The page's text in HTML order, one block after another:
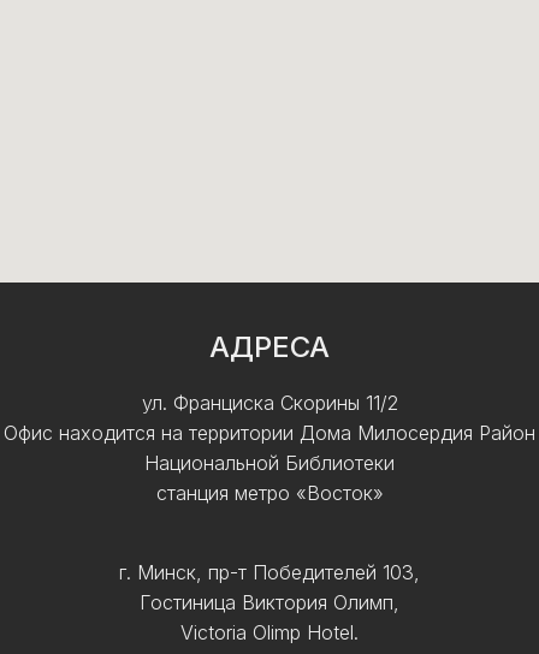
АДРЕСА
ул. Франциска Скорины 11/2
Офис находится на территории Дома Милосердия Район
Национальной Библиотеки
станция метро «Восток»
г. Минск, пр-т Победителей 103,
Гостиница Виктория Олимп,
Victoria Olimp Hotel.